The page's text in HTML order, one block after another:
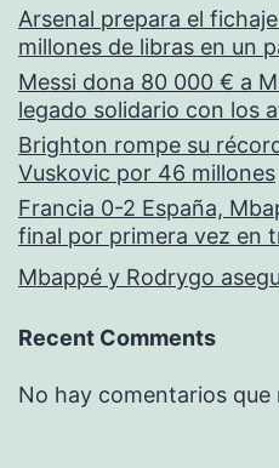
Arsenal prepara el
millones de libras en un
Messi dona 80 000 € a
legado solidario con los
Brighton rompe su
Vuskovic por 46 millones
Francia 0-2 España,
final por primera vez en
Mbappé y Rodrygo
Recent Comments
No hay comentarios que